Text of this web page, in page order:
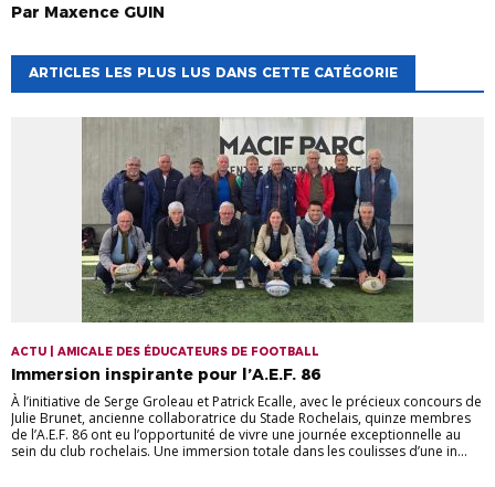
Par Maxence GUIN
ARTICLES LES PLUS LUS DANS CETTE CATÉGORIE
ACTU | AMICALE DES ÉDUCATEURS DE FOOTBALL
Immersion inspirante pour l’A.E.F. 86
À l’initiative de Serge Groleau et Patrick Ecalle, avec le précieux concours de
Julie Brunet, ancienne collaboratrice du Stade Rochelais, quinze membres
de l’A.E.F. 86 ont eu l’opportunité de vivre une journée exceptionnelle au
sein du club rochelais. Une immersion totale dans les coulisses d’une in...